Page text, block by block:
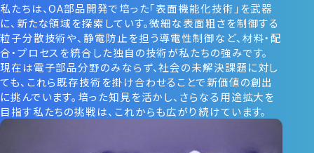
私たちは、OA部品開発で培った「表面機能化技術」を武器
に、新たな領域を探索していす。微細な表面粗さを制御する
粒子分散技術や、静電防止を担う導電性制御など、材料・配
合・プロセスを統合した独自の技術が私たちの強みです。
現在は電子部品分野のみならず、社会の未解決課題に対し
ても、これら既存技術を掛け合わせることで新価値の創出
に挑んでいます。培った知見を活かし、さらなる用途拡大を
目指す私たちの挑戦は、これからも広がり続けています。